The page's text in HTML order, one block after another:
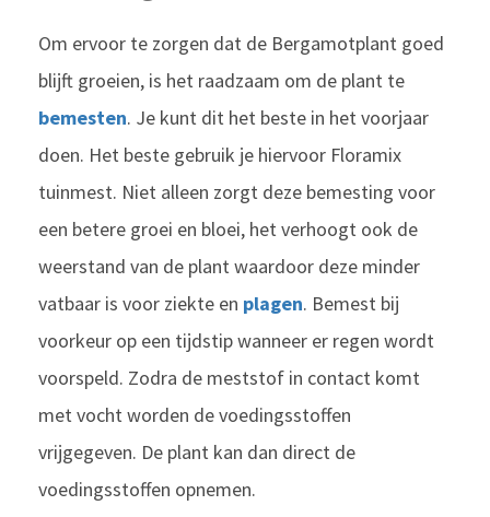
Om ervoor te zorgen dat de Bergamotplant goed
blijft groeien, is het raadzaam om de plant te
bemesten. Je kunt dit het beste in het voorjaar
doen. Het beste gebruik je hiervoor Floramix
tuinmest. Niet alleen zorgt deze bemesting voor
een betere groei en bloei, het verhoogt ook de
weerstand van de plant waardoor deze minder
vatbaar is voor ziekte en plagen. Bemest bij
voorkeur op een tijdstip wanneer er regen wordt
voorspeld. Zodra de meststof in contact komt
met vocht worden de voedingsstoffen
vrijgegeven. De plant kan dan direct de
voedingsstoffen opnemen.